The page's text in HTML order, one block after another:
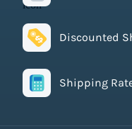
Discounted
Shipping